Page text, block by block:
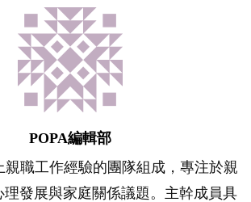
POPA編輯部
親職工作經驗的團隊組成，專注於親
發展與家庭關係議題。主幹成員具